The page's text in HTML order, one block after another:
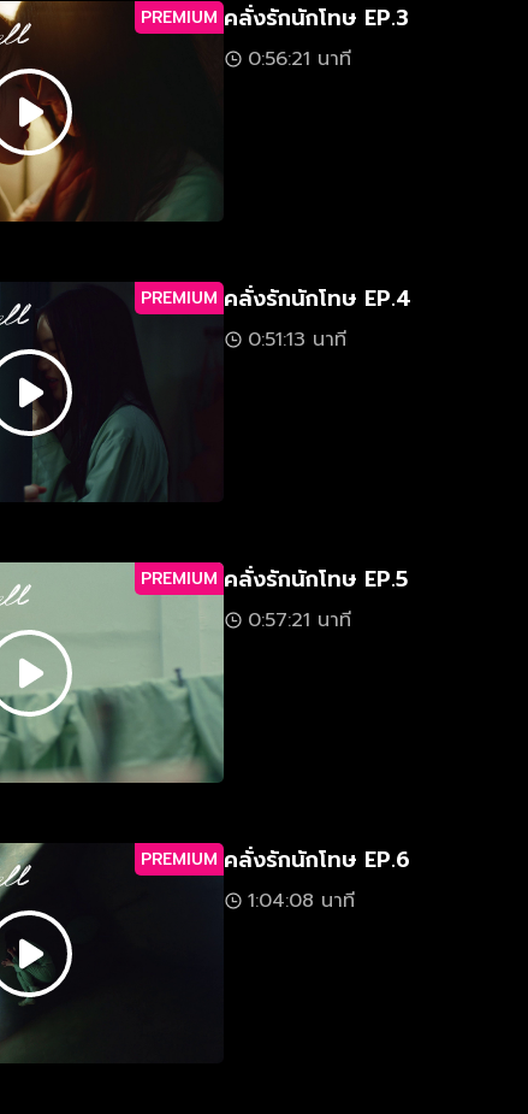
PREMIUM คลั่งรักนักโทษ EP.3
0:56:21 นาที
PREMIUM คลั่งรักนักโทษ EP.4
0:51:13 นาที
PREMIUM คลั่งรักนักโทษ EP.5
0:57:21 นาที
PREMIUM คลั่งรักนักโทษ EP.6
1:04:08 นาที